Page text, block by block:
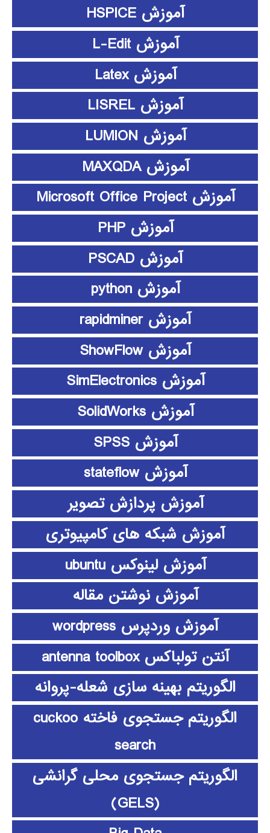
آموزش HSPICE
آموزش L-Edit
آموزش Latex
آموزش LISREL
آموزش LUMION
آموزش MAXQDA
آموزش Microsoft Office Project
آموزش PHP
آموزش PSCAD
آموزش python
آموزش rapidminer
آموزش ShowFlow
آموزش SimElectronics
آموزش SolidWorks
آموزش SPSS
آموزش stateflow
آموزش پردازش تصویر
آموزش شبکه های کامپیوتری
آموزش لینوکس ubuntu
آموزش نوشتن مقاله
آموزش وردپرس wordpress
آنتن تولباکس antenna toolbox
الگوریتم بهینه سازی شعله-پروانه
الگوریتم جستجوی فاخته cuckoo
search
الگوریتم جستجوی محلی گرانشی
(GELS)